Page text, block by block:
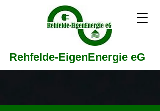
Rehfelde-EigenEnergie eG